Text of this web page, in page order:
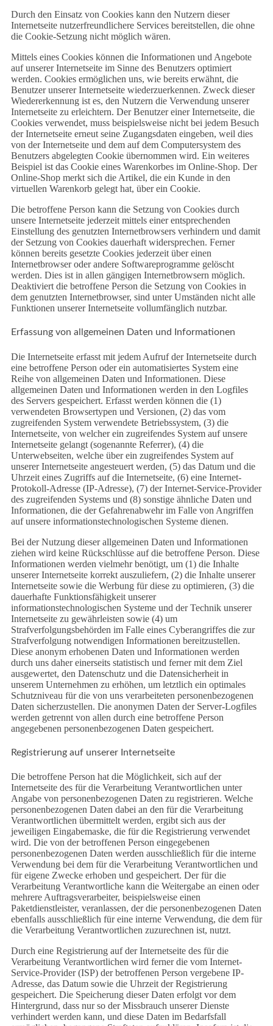
Durch den Einsatz von Cookies kann den Nutzern dieser
Internetseite nutzerfreundlichere Services bereitstellen, die ohne
die Cookie-Setzung nicht möglich wären.
Mittels eines Cookies können die Informationen und Angebote
auf unserer Internetseite im Sinne des Benutzers optimiert
werden. Cookies ermöglichen uns, wie bereits erwähnt, die
Benutzer unserer Internetseite wiederzuerkennen. Zweck dieser
Wiedererkennung ist es, den Nutzern die Verwendung unserer
Internetseite zu erleichtern. Der Benutzer einer Internetseite, die
Cookies verwendet, muss beispielsweise nicht bei jedem Besuch
der Internetseite erneut seine Zugangsdaten eingeben, weil dies
von der Internetseite und dem auf dem Computersystem des
Benutzers abgelegten Cookie übernommen wird. Ein weiteres
Beispiel ist das Cookie eines Warenkorbes im Online-Shop. Der
Online-Shop merkt sich die Artikel, die ein Kunde in den
virtuellen Warenkorb gelegt hat, über ein Cookie.
Die betroffene Person kann die Setzung von Cookies durch
unsere Internetseite jederzeit mittels einer entsprechenden
Einstellung des genutzten Internetbrowsers verhindern und damit
der Setzung von Cookies dauerhaft widersprechen. Ferner
können bereits gesetzte Cookies jederzeit über einen
Internetbrowser oder andere Softwareprogramme gelöscht
werden. Dies ist in allen gängigen Internetbrowsern möglich.
Deaktiviert die betroffene Person die Setzung von Cookies in
dem genutzten Internetbrowser, sind unter Umständen nicht alle
Funktionen unserer Internetseite vollumfänglich nutzbar.
Erfassung von allgemeinen Daten und Informationen
Die Internetseite erfasst mit jedem Aufruf der Internetseite durch
eine betroffene Person oder ein automatisiertes System eine
Reihe von allgemeinen Daten und Informationen. Diese
allgemeinen Daten und Informationen werden in den Logfiles
des Servers gespeichert. Erfasst werden können die (1)
verwendeten Browsertypen und Versionen, (2) das vom
zugreifenden System verwendete Betriebssystem, (3) die
Internetseite, von welcher ein zugreifendes System auf unsere
Internetseite gelangt (sogenannte Referrer), (4) die
Unterwebseiten, welche über ein zugreifendes System auf
unserer Internetseite angesteuert werden, (5) das Datum und die
Uhrzeit eines Zugriffs auf die Internetseite, (6) eine Internet-
Protokoll-Adresse (IP-Adresse), (7) der Internet-Service-Provider
des zugreifenden Systems und (8) sonstige ähnliche Daten und
Informationen, die der Gefahrenabwehr im Falle von Angriffen
auf unsere informationstechnologischen Systeme dienen.
Bei der Nutzung dieser allgemeinen Daten und Informationen
ziehen wird keine Rückschlüsse auf die betroffene Person. Diese
Informationen werden vielmehr benötigt, um (1) die Inhalte
unserer Internetseite korrekt auszuliefern, (2) die Inhalte unserer
Internetseite sowie die Werbung für diese zu optimieren, (3) die
dauerhafte Funktionsfähigkeit unserer
informationstechnologischen Systeme und der Technik unserer
Internetseite zu gewährleisten sowie (4) um
Strafverfolgungsbehörden im Falle eines Cyberangriffes die zur
Strafverfolgung notwendigen Informationen bereitzustellen.
Diese anonym erhobenen Daten und Informationen werden
durch uns daher einerseits statistisch und ferner mit dem Ziel
ausgewertet, den Datenschutz und die Datensicherheit in
unserem Unternehmen zu erhöhen, um letztlich ein optimales
Schutzniveau für die von uns verarbeiteten personenbezogenen
Daten sicherzustellen. Die anonymen Daten der Server-Logfiles
werden getrennt von allen durch eine betroffene Person
angegebenen personenbezogenen Daten gespeichert.
Registrierung auf unserer Internetseite
Die betroffene Person hat die Möglichkeit, sich auf der
Internetseite des für die Verarbeitung Verantwortlichen unter
Angabe von personenbezogenen Daten zu registrieren. Welche
personenbezogenen Daten dabei an den für die Verarbeitung
Verantwortlichen übermittelt werden, ergibt sich aus der
jeweiligen Eingabemaske, die für die Registrierung verwendet
wird. Die von der betroffenen Person eingegebenen
personenbezogenen Daten werden ausschließlich für die interne
Verwendung bei dem für die Verarbeitung Verantwortlichen und
für eigene Zwecke erhoben und gespeichert. Der für die
Verarbeitung Verantwortliche kann die Weitergabe an einen oder
mehrere Auftragsverarbeiter, beispielsweise einen
Paketdienstleister, veranlassen, der die personenbezogenen Daten
ebenfalls ausschließlich für eine interne Verwendung, die dem für
die Verarbeitung Verantwortlichen zuzurechnen ist, nutzt.
Durch eine Registrierung auf der Internetseite des für die
Verarbeitung Verantwortlichen wird ferner die vom Internet-
Service-Provider (ISP) der betroffenen Person vergebene IP-
Adresse, das Datum sowie die Uhrzeit der Registrierung
gespeichert. Die Speicherung dieser Daten erfolgt vor dem
Hintergrund, dass nur so der Missbrauch unserer Dienste
verhindert werden kann, und diese Daten im Bedarfsfall